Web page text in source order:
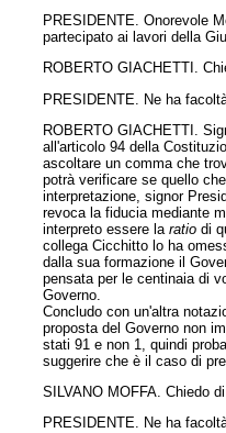
PRESIDENTE. Onorevole
partecipato ai lavori della
ROBERTO GIACHETTI.
PRESIDENTE. Ne ha
ROBERTO GIACHETTI.
all'articolo 94 della
ascoltare un comma che
potrà verificare se quello
interpretazione, signor
revoca la fiducia mediante
interpreto essere laratio di
collega Cicchitto lo ha
dalla sua formazione il
pensata per le centinaia di
Governo.
Concludo con un'altra
proposta del Governo non
stati 91 e non 1, quindi
suggerire che è il caso di
SILVANO MOFFA. Chiedo di
PRESIDENTE. Ne ha